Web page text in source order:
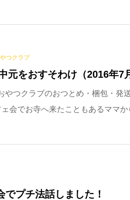
つクラブ
元をおすそわけ（2016年7
やつクラブのおつとめ・梱包・発
会でお寺へ来たこともあるママか
でプチ法話しました！